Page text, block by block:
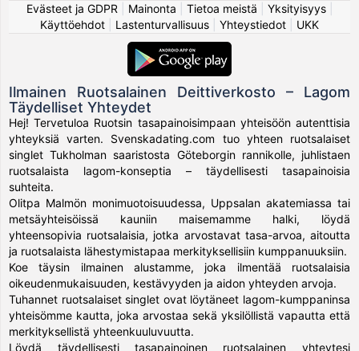
Evästeet ja GDPR
Mainonta Tietoa meistä Yksityisyys|
Käyttöehdot
Lastenturvallisuus Yhteystiedot UKK
Ilmainen Ruotsalainen Deittiverkosto – Lagom
Täydelliset Yhteydet
Hej! Tervetuloa Ruotsin tasapainoisimpaan yhteisöön autenttisia
yhteyksiä varten. Svenskadating.com tuo yhteen ruotsalaiset
singlet Tukholman saaristosta Göteborgin rannikolle, juhlistaen
ruotsalaista lagom-konseptia – täydellisesti tasapainoisia
suhteita.
Olitpa Malmön monimuotoisuudessa, Uppsalan akatemiassa tai
metsäyhteisöissä kauniin maisemamme halki, löydä
yhteensopivia ruotsalaisia, jotka arvostavat tasa-arvoa, aitoutta
ja ruotsalaista lähestymistapaa merkityksellisiin kumppanuuksiin.
Koe täysin ilmainen alustamme, joka ilmentää ruotsalaisia
oikeudenmukaisuuden, kestävyyden ja aidon yhteyden arvoja.
Tuhannet ruotsalaiset singlet ovat löytäneet lagom-kumppaninsa
yhteisömme kautta, joka arvostaa sekä yksilöllistä vapautta että
merkityksellistä yhteenkuuluvuutta.
Löydä täydellisesti tasapainoinen ruotsalainen yhteytesi